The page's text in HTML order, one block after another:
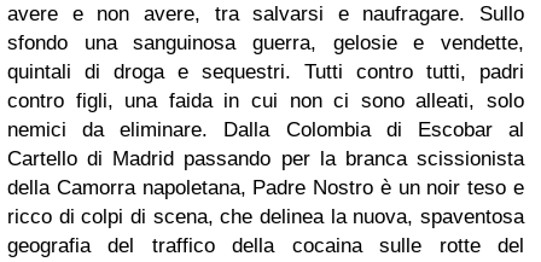
avere e non avere, tra salvarsi e naufragare. Sullo
sfondo una sanguinosa guerra, gelosie e vendette,
quintali di droga e sequestri. Tutti contro tutti, padri
contro figli, una faida in cui non ci sono alleati, solo
nemici da eliminare. Dalla Colombia di Escobar al
Cartello di Madrid passando per la branca scissionista
della Camorra napoletana, Padre Nostro è un noir teso e
ricco di colpi di scena, che delinea la nuova, spaventosa
geografia del traffico della cocaina sulle rotte del